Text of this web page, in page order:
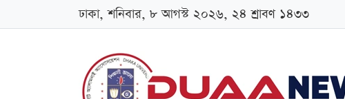
ঢাকা, শনিবার, ৮ আগস্ট ২০২৬, ২৪ শ্রাবণ ১৪৩৩